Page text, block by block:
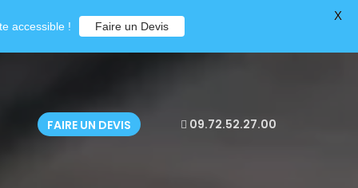
FAIRE UN DEVIS 09.72.52.27.00
accessible ! Faire un Devis
X